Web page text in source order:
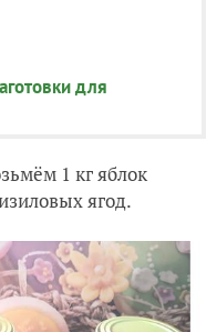
для
1 кг яблок
ягод.